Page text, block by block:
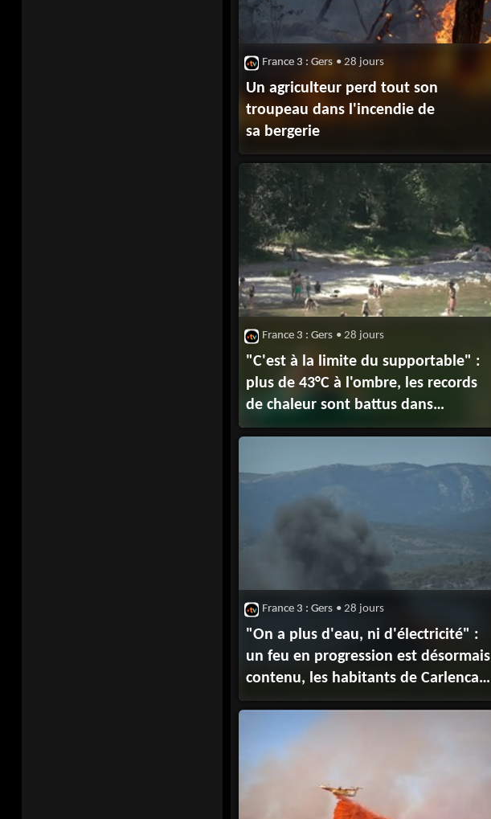
France 3 : Gers • 28 jours
Un agriculteur perd tout son
troupeau dans l'incendie de
sa bergerie
France 3 : Gers • 28 jours
"C'est à la limite du supportable" :
plus de 43°C à l'ombre, les records
de chaleur sont battus dans
plusieurs villes, les habitants
France 3 : Gers • 28 jours
"On a plus d'eau, ni d'électricité" :
un feu en progression est désormais
contenu, les habitants de Carlencas-
et-Levas n'ont pas été évacués mais